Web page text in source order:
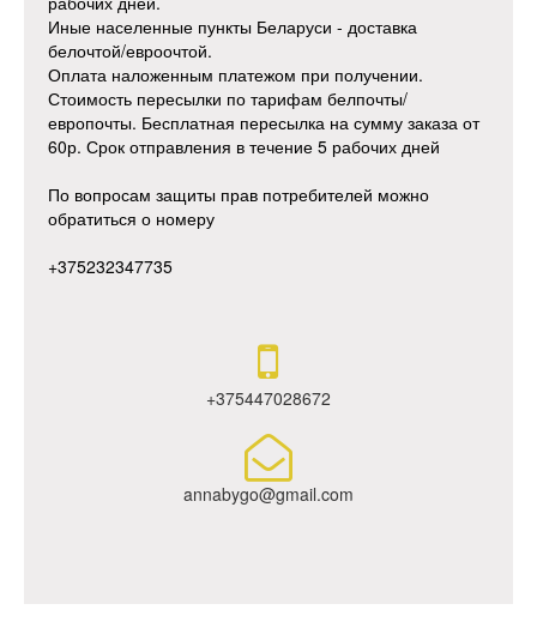
Иные населенные пункты Беларуси - доставка
белочтой/евроочтой.
Оплата наложенным платежом при получении.
Стоимость пересылки по тарифам белпочты/
европочты. Бесплатная пересылка на сумму заказа от
60р. Срок отправления в течение 5 рабочих дней
По вопросам защиты прав потребителей можно
обратиться о номеру
+375232347735

+375447028672

annabygo@gmail.com